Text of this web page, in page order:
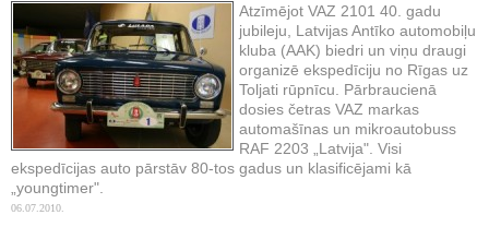
Atzīmējot VAZ 2101 40. gadu
jubileju, Latvijas Antīko automobiļu
kluba (AAK) biedri un viņu draugi
organizē ekspedīciju no Rīgas uz
Toljati rūpnīcu. Pārbraucienā
dosies četras VAZ markas
automašīnas un mikroautobuss
RAF 2203 „Latvija". Visi
ekspedīcijas auto pārstāv 80-tos gadus un klasificējami kā
„youngtimer".
06.07.2010.